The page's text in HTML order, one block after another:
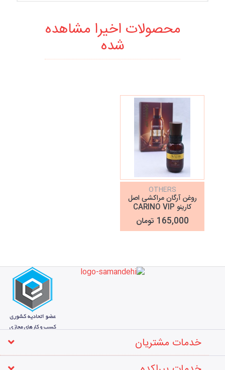
محصولات اخیرا مشاهده
شده
OTHERS
روغن آرگان مراکشی اصل
کارینو CARINO VIP
165,000 تومان
خدمات مشتریان